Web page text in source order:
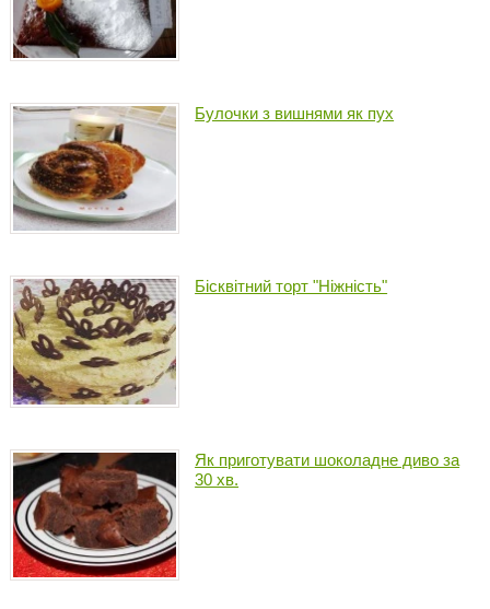
Булочки з вишнями як пух
Бісквітний торт "Ніжність"
Як приготувати шоколадне диво за
30 хв.